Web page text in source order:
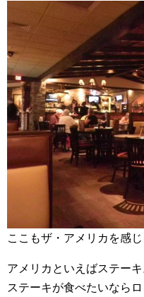
ここもザ・アメリカを感じ
アメリカといえばステーキ
ステーキが食べたいなら